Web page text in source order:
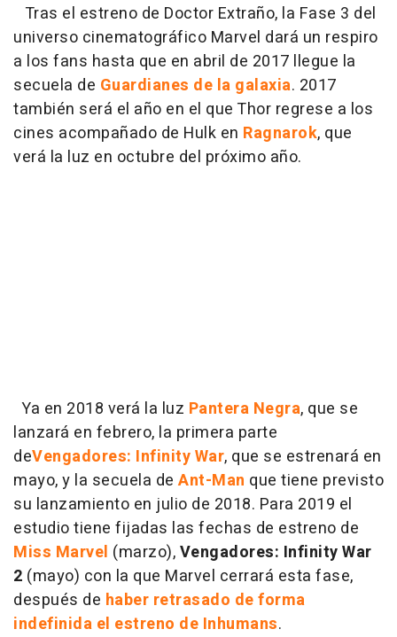
Tras el estreno de Doctor Extraño, la Fase 3 del
universo cinematográfico Marvel dará un respiro
a los fans hasta que en abril de 2017 llegue la
secuela de Guardianes de la galaxia. 2017
también será el año en el que Thor regrese a los
cines acompañado de Hulk en Ragnarok, que
verá la luz en octubre del próximo año.
Ya en 2018 verá la luz Pantera Negra, que se
lanzará en febrero, la primera parte
deVengadores: Infinity War, que se estrenará en
mayo, y la secuela de Ant-Man que tiene previsto
su lanzamiento en julio de 2018. Para 2019 el
estudio tiene fijadas las fechas de estreno de
Miss Marvel (marzo),Vengadores: Infinity War
2 (mayo) con la que Marvel cerrará esta fase,
después de haber retrasado de forma
indefinida el estreno de Inhumans.